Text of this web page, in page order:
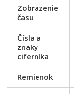
Zobrazenie
času
Čísla a
znaky
ciferníka
Remienok